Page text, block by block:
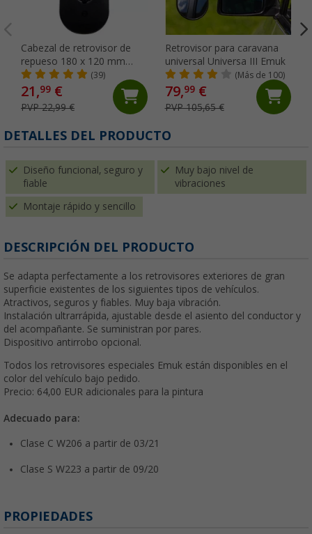
Cabezal de retrovisor de
repueso 180 x 120 mm
Emuk
(39)
21,99 €
PVP 22,99 €
Retrovisor para caravana
universal Universa III Emuk
(Más de 100)
79,99€
PVP 105,65 €
DETALLES DEL PRODUCTO
Diseño funcional, seguro y
fiable
Muy bajo nivel de
vibraciones
Montaje rápido y sencillo
DESCRIPCIÓN DEL PRODUCTO
Se adapta perfectamente a los retrovisores exteriores de gran
superficie existentes de los siguientes tipos de vehículos.
Atractivos, seguros y fiables. Muy baja vibración.
Instalación ultrarrápida, ajustable desde el asiento del conductor y
del acompañante. Se suministran por pares.
Dispositivo antirrobo opcional.
Todos los retrovisores especiales Emuk están disponibles en el
color del vehículo bajo pedido.
Precio: 64,00 EUR adicionales para la pintura
Adecuado para:
Clase C W206 a partir de 03/21
Clase S W223 a partir de 09/20
PROPIEDADES